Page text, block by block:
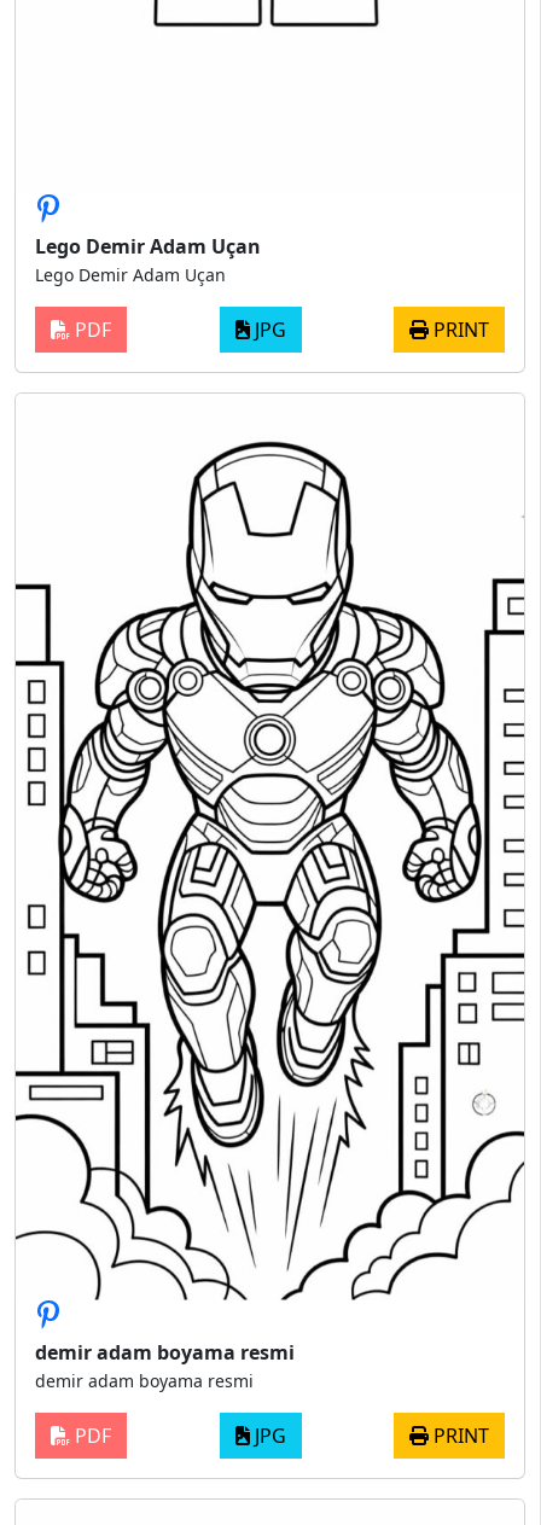
Lego Demir Adam Uçan
Lego Demir Adam Uçan
PDF JPG PRINT
demir adam boyama resmi
demir adam boyama resmi
PDF JPG PRINT